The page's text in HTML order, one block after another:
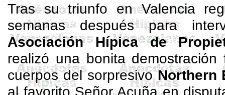
Tras su triunfo en Valencia
semanas después para
Asociación Hípica de
realizó una bonita
cuerpos del sorpresivoNorthern
al favorito Señor Acuña en